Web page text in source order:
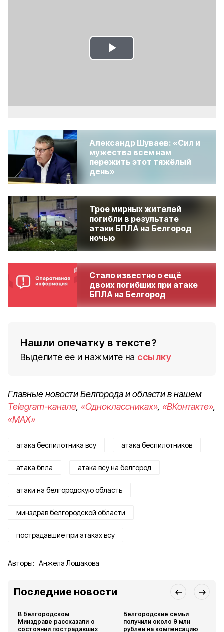
Play
Александр Шуваев: «Сил и
мужества всем нам
пережить этот тяжёлый
день»
Трое мирных жителей
погибли в результате
атаки БПЛА на Белгород
ночью
Стало известно о ещё
двоих погибших при атаке
БПЛА на Белгород
Нашли опечатку в тексте?
Выделите ее и нажмите на ссылку
Главные новости Белгорода и области в нашем
Telegram-канале, «Одноклассниках», «ВКонтакте»,
«MAX»
атака беспилотника всу атака беспилотников
атака бпла атака всу на белгород
атаки на белгородскую область
минздрав белгородской области
пострадавшие при атаках всу
Авторы: Анжела Лошакова
Последние новости
В белгородском
Минздраве рассказали о
состоянии пострадавших
Белгородские семьи
получили около 9 млн
рублей на компенсацию